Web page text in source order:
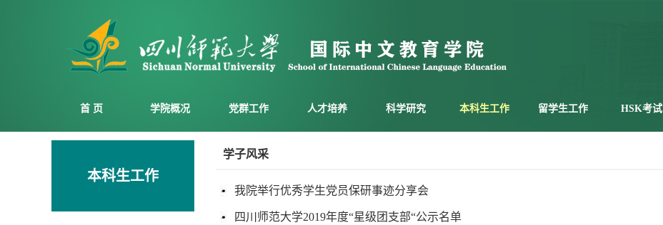
首 页 学院概况 党群工作 人才培养 科学研究 本科生工作 留学生工作 HSK考试
本科生工作
学子风采
我院举行优秀学生党员保研事迹分享会
四川师范大学2019年度“星级团支部“公示名单